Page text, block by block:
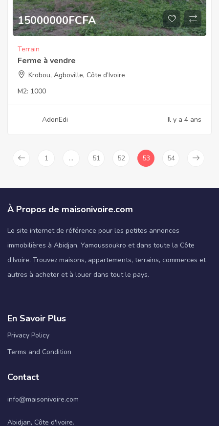
15000000FCFA
Terrain
Ferme à vendre
Krobou, Agboville, Côte d’Ivoire
M2: 1000
AdonEdi Il y a 4 ans
1 … 51 52 53 54
À Propos de maisonivoire.com
Le site internet de référence pour les petites annonces
immobilières à Abidjan, Yamoussoukro et dans toute la Côte
d’Ivoire. Trouvez maisons, appartements, terrains, commerces et
autres à acheter et à louer dans tout le pays.
En Savoir Plus
Privacy Policy
Terms and Condition
Contact
info@maisonivoire.com
Abidjan, Côte d'Ivoire.